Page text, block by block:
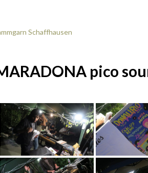
Schaffhausen
pico